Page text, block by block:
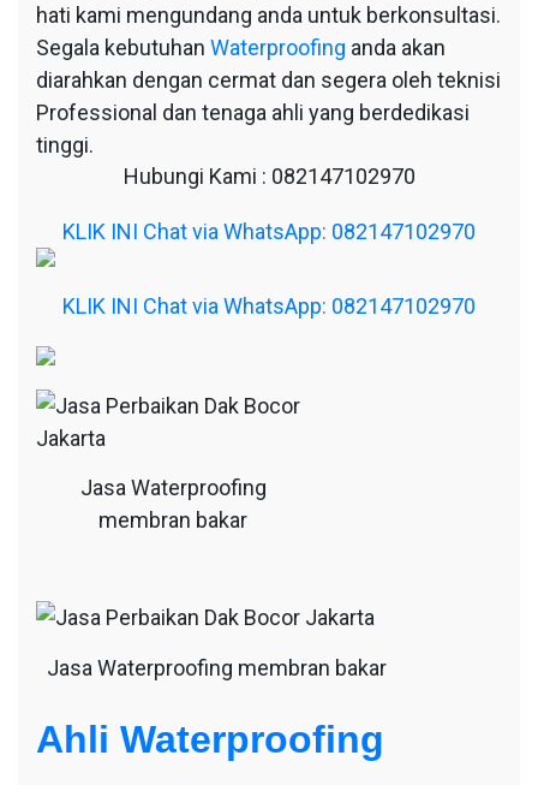
hati kami mengundang anda untuk berkonsultasi.
Segala kebutuhan Waterproofing anda akan
diarahkan dengan cermat dan segera oleh teknisi
Professional dan tenaga ahli yang berdedikasi
tinggi.
Hubungi Kami : 082147102970
KLIK INI Chat via WhatsApp: 082147102970
KLIK INI Chat via WhatsApp: 082147102970
Jasa Waterproofing
membran bakar
Jasa Waterproofing membran bakar
Ahli Waterproofing